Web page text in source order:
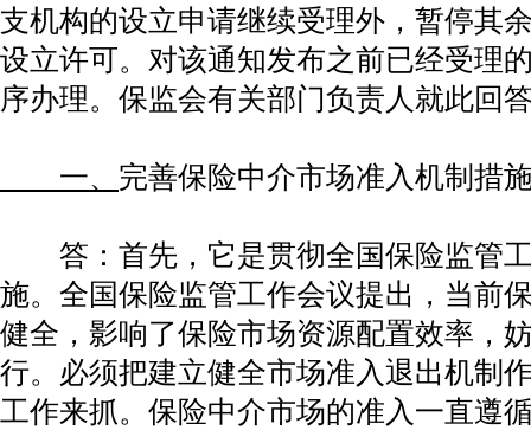
支机构的设立申请继续受理外，暂停其
设立许可。对该通知发布之前已经受理
序办理。保监会有关部门负责人就此回
一、 完善保险中介市场准入机制措
答：首先，它是贯彻全国保险监管工
施。全国保险监管工作会议提出，当前
健全，影响了保险市场资源配置效率，
行。必须把建立健全市场准入退出机制
工作来抓。保险中介市场的准入一直遵